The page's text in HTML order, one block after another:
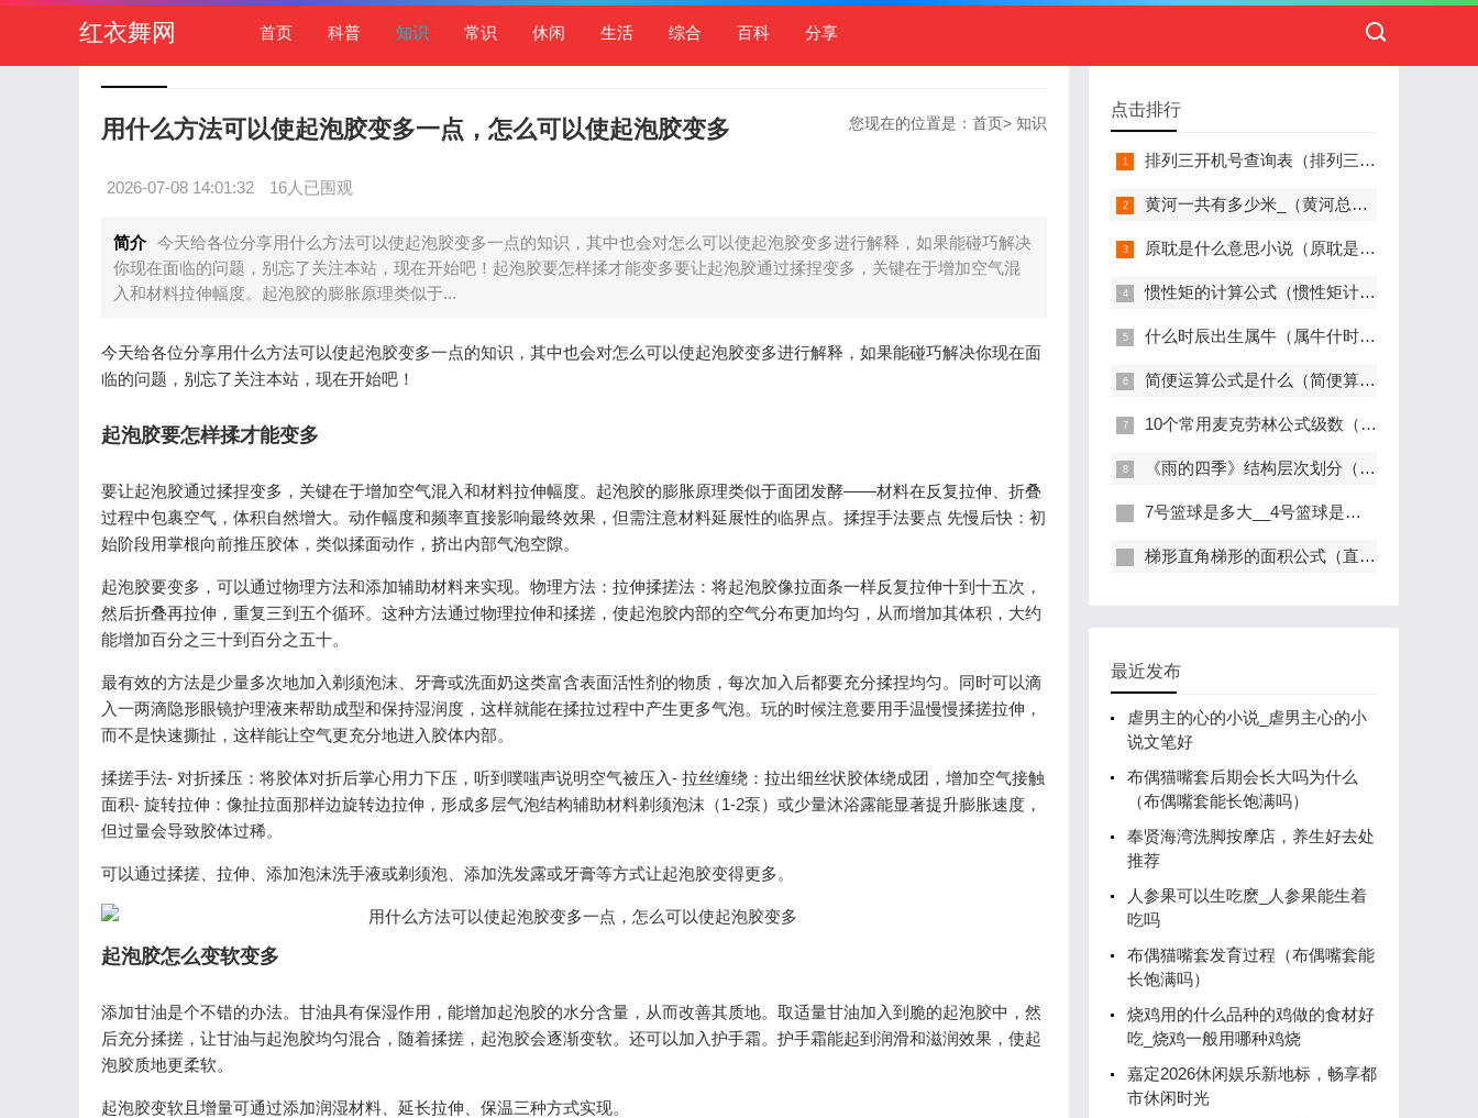
红衣舞网 首页 科普 知识 常识 休闲 生活 综合 百科 分享
您现在的位置是： 首页> 知识
用什么方法可以使起泡胶变多一点，怎么可以使起泡胶变多
2026-07-08 14:01:32 16人已围观
简介 今天给各位分享用什么方法可以使起泡胶变多一点的知识，其中也会对怎么可以使起泡胶变多进行解释，如果能碰巧解决
你现在面临的问题，别忘了关注本站，现在开始吧！起泡胶要怎样揉才能变多要让起泡胶通过揉捏变多，关键在于增加空气混
入和材料拉伸幅度。起泡胶的膨胀原理类似于...
今天给各位分享用什么方法可以使起泡胶变多一点的知识，其中也会对怎么可以使起泡胶变多进行解释，如果能碰巧解决你现在面
临的问题，别忘了关注本站，现在开始吧！
起泡胶要怎样揉才能变多
要让起泡胶通过揉捏变多，关键在于增加空气混入和材料拉伸幅度。起泡胶的膨胀原理类似于面团发酵——材料在反复拉伸、折叠
过程中包裹空气，体积自然增大。动作幅度和频率直接影响最终效果，但需注意材料延展性的临界点。揉捏手法要点 先慢后快：初
始阶段用掌根向前推压胶体，类似揉面动作，挤出内部气泡空隙。
起泡胶要变多，可以通过物理方法和添加辅助材料来实现。物理方法：拉伸揉搓法：将起泡胶像拉面条一样反复拉伸十到十五次，
然后折叠再拉伸，重复三到五个循环。这种方法通过物理拉伸和揉搓，使起泡胶内部的空气分布更加均匀，从而增加其体积，大约
能增加百分之三十到百分之五十。
最有效的方法是少量多次地加入剃须泡沫、牙膏或洗面奶这类富含表面活性剂的物质，每次加入后都要充分揉捏均匀。同时可以滴
入一两滴隐形眼镜护理液来帮助成型和保持湿润度，这样就能在揉拉过程中产生更多气泡。玩的时候注意要用手温慢慢揉搓拉伸，
而不是快速撕扯，这样能让空气更充分地进入胶体内部。
揉搓手法- 对折揉压：将胶体对折后掌心用力下压，听到噗嗤声说明空气被压入- 拉丝缠绕：拉出细丝状胶体绕成团，增加空气接触
面积- 旋转拉伸：像扯拉面那样边旋转边拉伸，形成多层气泡结构辅助材料剃须泡沫（1-2泵）或少量沐浴露能显著提升膨胀速度，
但过量会导致胶体过稀。
可以通过揉搓、拉伸、添加泡沫洗手液或剃须泡、添加洗发露或牙膏等方式让起泡胶变得更多。
起泡胶怎么变软变多
添加甘油是个不错的办法。甘油具有保湿作用，能增加起泡胶的水分含量，从而改善其质地。取适量甘油加入到脆的起泡胶中，然
后充分揉搓，让甘油与起泡胶均匀混合，随着揉搓，起泡胶会逐渐变软。还可以加入护手霜。护手霜能起到润滑和滋润效果，使起
泡胶质地更柔软。
起泡胶变软且增量可通过添加润湿材料、延长拉伸、保温三种方式实现。
点击排行
排列三开机号查询表（排列三开机号奖号）
黄河一共有多少米_（黄河总共有多长）
原耽是什么意思小说（原耽是什么意思 小说）
惯性矩的计算公式（惯性矩计算公式一览表）
什么时辰出生属牛（属牛什时辰出生最好）
简便运算公式是什么（简便算式公式）
10个常用麦克劳林公式级数（麦克劳林级数公式推导）
《雨的四季》结构层次划分（雨的四季这篇文章的结构是什么）
7号篮球是多大__4号篮球是多大
梯形直角梯形的面积公式（直角梯形 面积关系）
最近发布
虐男主的心的小说_虐男主心的小
说文笔好
布偶猫嘴套后期会长大吗为什么
（布偶嘴套能长饱满吗）
奉贤海湾洗脚按摩店，养生好去处
推荐
人参果可以生吃麽_人参果能生着
吃吗
布偶猫嘴套发育过程（布偶嘴套能
长饱满吗）
烧鸡用的什么品种的鸡做的食材好
吃_烧鸡一般用哪种鸡烧
嘉定2026休闲娱乐新地标，畅享都
市休闲时光